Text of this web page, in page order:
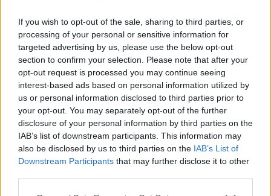
If you wish to opt-out of the sale, sharing to third parties, or
processing of your personal or sensitive information for
targeted advertising by us, please use the below opt-out
section to confirm your selection. Please note that after your
opt-out request is processed you may continue seeing
interest-based ads based on personal information utilized by
us or personal information disclosed to third parties prior to
your opt-out. You may separately opt-out of the further
disclosure of your personal information by third parties on the
IAB’s list of downstream participants. This information may
also be disclosed by us to third parties on the IAB’s List of
Downstream Participants that may further disclose it to other
Μάθε πρώτος όλες τις σημαντικές
ειδήσεις.
Βάλε το proson.gr στα αποτελέσματα
αναζήτησης της Google
Δημοφιλείς Ειδήσεις